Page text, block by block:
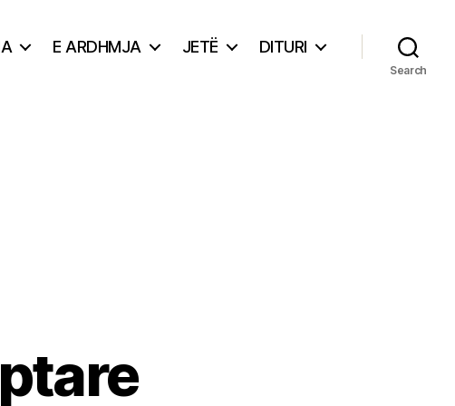
E ARDHMJA JETË DITURI
Search